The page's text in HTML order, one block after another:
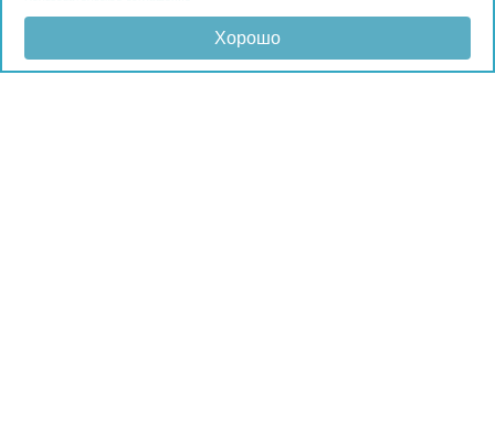
Хорошо